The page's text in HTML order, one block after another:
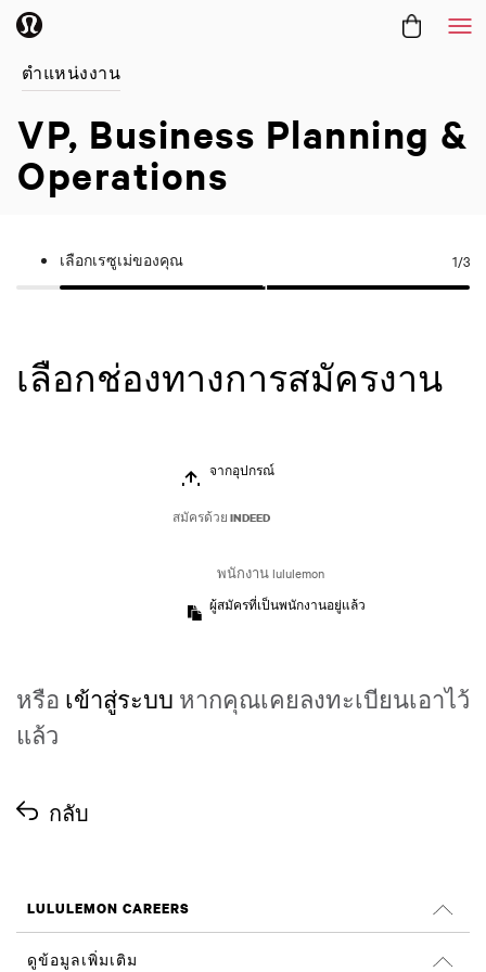
ตำแหน่งงาน
VP, Business Planning &
Operations
เลือกเรซูเม่ของคุณ 1/3
เลือกช่องทางการสมัครงาน
จากอุปกรณ์
สมัครด้วย INDEED
พนักงาน lululemon
ผู้สมัครที่เป็นพนักงานอยู่แล้ว
หรือ เข้าสู่ระบบ หากคุณเคยลงทะเบียนเอาไว้
แล้ว
กลับ
LULULEMON CAREERS
ตำแหน่งงาน
ดูข้อมูลเพิ่มเติม